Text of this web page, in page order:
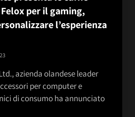
per il gaming,
l’esperienza
azienda olandese leader
per computer e
di consumo ha annunciato